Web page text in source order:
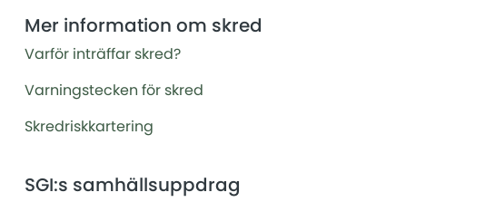
Mer information om skred
Varför inträffar skred?
Varningstecken för skred
Skredriskkartering
SGI:s samhällsuppdrag